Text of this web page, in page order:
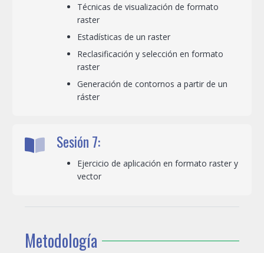
Técnicas de visualización de formato
raster
Estadísticas de un raster
Reclasificación y selección en formato
raster
Generación de contornos a partir de un
ráster
Sesión 7:
Ejercicio de aplicación en formato raster y
vector
Metodología